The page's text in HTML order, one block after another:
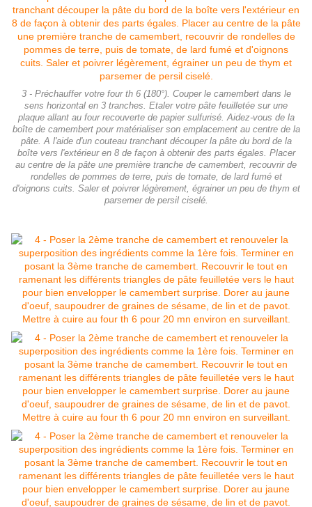
3 - Préchauffer votre four th 6 (180°). Couper le camembert dans le
sens horizontal en 3 tranches. Etaler votre pâte feuilletée sur une
plaque allant au four recouverte de papier sulfurisé. Aidez-vous de la
boîte de camembert pour matérialiser son emplacement au centre de la
pâte. A l'aide d'un couteau tranchant découper la pâte du bord de la
boîte vers l'extérieur en 8 de façon à obtenir des parts égales. Placer
au centre de la pâte une première tranche de camembert, recouvrir de
rondelles de pommes de terre, puis de tomate, de lard fumé et
d'oignons cuits. Saler et poivrer légèrement, égrainer un peu de thym et
parsemer de persil ciselé.